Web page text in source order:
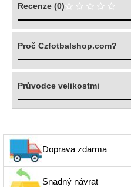
Recenze (0)
Proč Czfotbalshop.com?
Průvodce velikostmi
Doprava zdarma
Snadný návrat